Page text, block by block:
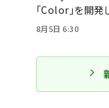
「Color」を開発
8月5日 6:30